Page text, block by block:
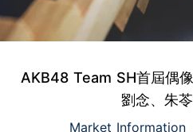
AKB48 Team SH首屆偶像
劉念、朱
Market Information